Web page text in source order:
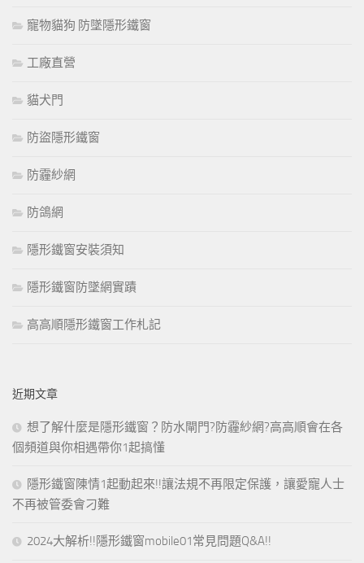
寵物貓狗 防墜隱形鐵窗
工廠直營
貓犬門
防盜隱形鐵窗
防霾紗網
防鴿網
隱形鐵窗安裝須知
隱形鐵窗防墜網實蹟
高高順隱形鐵窗工作札記
近期文章
想了解什麼是隱形鐵窗？防水閘門?防霾紗網?高高順會在各
個頻道與你相遇帶你1起搞懂
隱形鐵窗陳情1起動起來!!讓法規不再限定保護，讓愛寵人士
不再被管委會刁難
2024大解析!!隱形鐵窗mobile01常見問題Q&A!!